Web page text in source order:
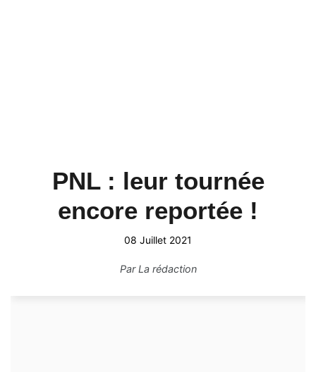
PNL : leur tournée
encore reportée !
08 Juillet 2021
ParLa rédaction